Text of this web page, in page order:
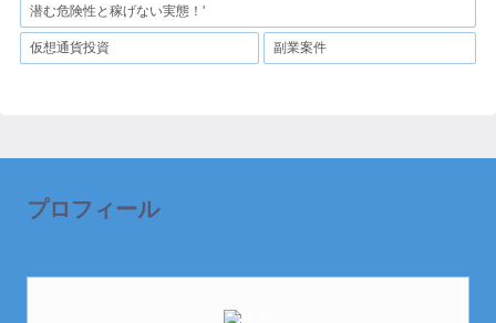
潜む危険性と稼げない実態！'
仮想通貨投資 副業案件
プロフィール